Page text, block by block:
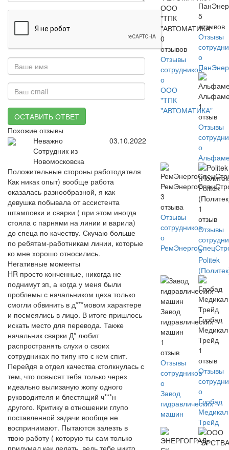
ОСТАВИТЬ ОТВЕТ
Похожие отзывы
Неважно
Сотрудник из
Новомосковска
03.10.2022
Положительные стороны работодателя
Как никак опыт) вообще работа
оказалась разнообразной, я как
девушка побывала от ассистента
штамповки и сварки ( при этом иногда
стояла с парнями на линии и варила)
до спеца по качеству. Скучаю больше
по ребятам-работникам линии, которые
ко мне хорошо относились.
Негативные моменты
HR просто конченные, никогда не
поднимут зп, а когда у меня были
проблемы с начальником цеха только
смогли обвинить в д***мовом характере
и посмеялись в лицо. В итоге пришлось
искать место для перевода. Также
начальник сварки Д* любит
распространять слухи о своих
сотрудниках по типу кто с кем спит.
Перейдя в отдел качества столкнулась с
тем, что повысят тебя только через
идеально вылизаную жопу одного
руководителя и блестящий ч***н
другого. Критику в отношении глупо
поставленной задачи вообще не
воспринимают. Пытаются залезть в
твою работу ( которую ты сам только
придумал как делать, ведь тебе никто
ООО
"ТПК
"АВТОМАТИКА"
0
отзывов
Отзывы
сотрудников
о
ООО
"ТПК
"АВТОМАТИКА"
5
отзывов
Отзывы
о
1
отзыв
Отзывы
о
3
отзыва
Отзывы
сотрудников
о
Politek
1
отзыв
Отзывы
о
Politek
Завод
гидравлических
машин
1
отзыв
Отзывы
сотрудников
о
Завод
гидравлических
машин
Глобад
Медикал
Трейд
1
отзыв
Отзывы
о
Глобад
Медикал
Трейд